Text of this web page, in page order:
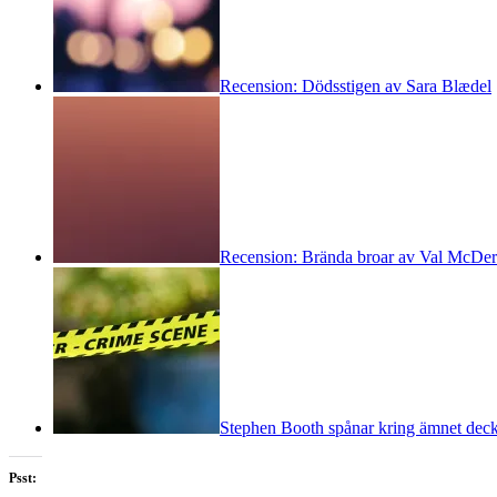
Recension: Dödsstigen av Sara Blædel
Recension: Brända broar av Val
Stephen Booth spånar kring ämnet
Psst: